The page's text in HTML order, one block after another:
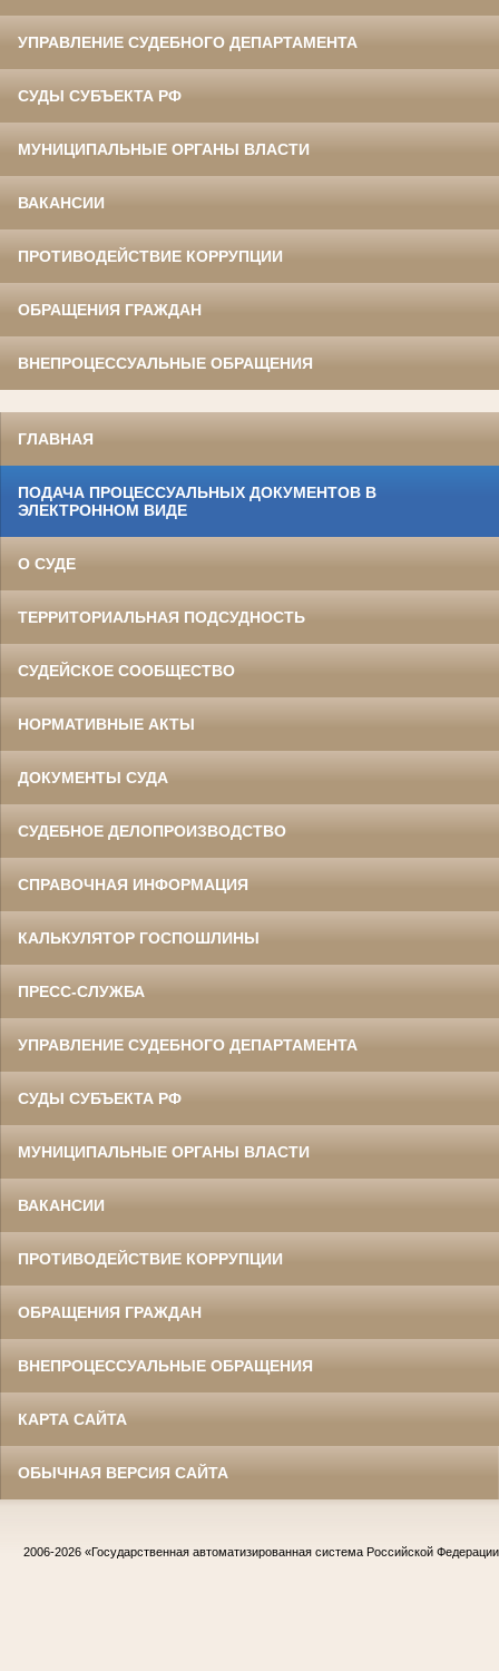
УПРАВЛЕНИЕ СУДЕБНОГО ДЕПАРТАМЕНТА
СУДЫ СУБЪЕКТА РФ
МУНИЦИПАЛЬНЫЕ ОРГАНЫ ВЛАСТИ
ВАКАНСИИ
ПРОТИВОДЕЙСТВИЕ КОРРУПЦИИ
ОБРАЩЕНИЯ ГРАЖДАН
ВНЕПРОЦЕССУАЛЬНЫЕ ОБРАЩЕНИЯ
ГЛАВНАЯ
ПОДАЧА ПРОЦЕССУАЛЬНЫХ ДОКУМЕНТОВ В
ЭЛЕКТРОННОМ ВИДЕ
О СУДЕ
ТЕРРИТОРИАЛЬНАЯ ПОДСУДНОСТЬ
СУДЕЙСКОЕ СООБЩЕСТВО
НОРМАТИВНЫЕ АКТЫ
ДОКУМЕНТЫ СУДА
СУДЕБНОЕ ДЕЛОПРОИЗВОДСТВО
СПРАВОЧНАЯ ИНФОРМАЦИЯ
КАЛЬКУЛЯТОР ГОСПОШЛИНЫ
ПРЕСС-СЛУЖБА
УПРАВЛЕНИЕ СУДЕБНОГО ДЕПАРТАМЕНТА
СУДЫ СУБЪЕКТА РФ
МУНИЦИПАЛЬНЫЕ ОРГАНЫ ВЛАСТИ
ВАКАНСИИ
ПРОТИВОДЕЙСТВИЕ КОРРУПЦИИ
ОБРАЩЕНИЯ ГРАЖДАН
ВНЕПРОЦЕССУАЛЬНЫЕ ОБРАЩЕНИЯ
КАРТА САЙТА
ОБЫЧНАЯ ВЕРСИЯ САЙТА
2006-2026 «Государственная автоматизированная система Российской